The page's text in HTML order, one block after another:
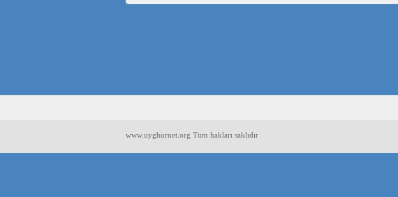
www.uyghurnet.org Tüm hakları saklıdır